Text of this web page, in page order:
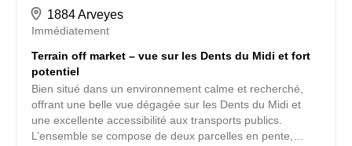
1884 Arveyes
Immédiatement
Terrain off market – vue sur les Dents du Midi et fort
potentiel
Bien situé dans un environnement calme et recherché,
offrant une belle vue dégagée sur les Dents du Midi et
une excellente accessibilité aux transports publics.
L’ensemble se compose de deux parcelles en pente,